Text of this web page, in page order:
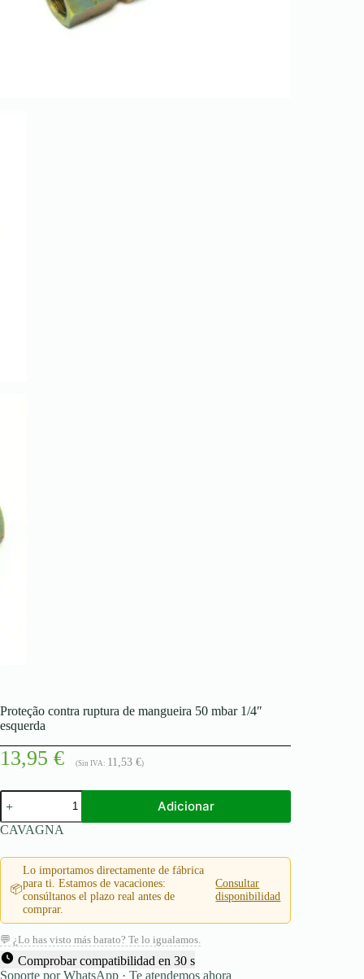
Proteção contra ruptura de mangueira 50 mbar 1/4″
esquerda
13,95 € (Sin IVA: 11,53 €)
Quantidade
de
Proteção
contra
de
mangueira
50
mbar
1/4"
esquerda
Adicionar
CAVAGNA
📦
Lo importamos directamente de fábrica
para ti. Estamos de vacaciones:
consúltanos el plazo real antes de
comprar.
Consultar
disponibilidad
💬 ¿Lo has visto más barato? Te lo igualamos.
Comprobar compatibilidad en 30 s
Soporte por WhatsApp · Te atendemos ahora